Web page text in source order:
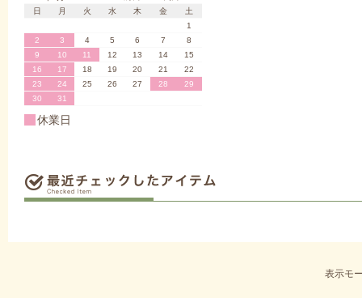
日
月 火 水 木 金
土
1
2
3 4 5 6 7
8
9
10 11 12 13 14
15
16
17 18 19 20 21
22
23
24 25 26 27 28
29
30
31
休業日
表示モ